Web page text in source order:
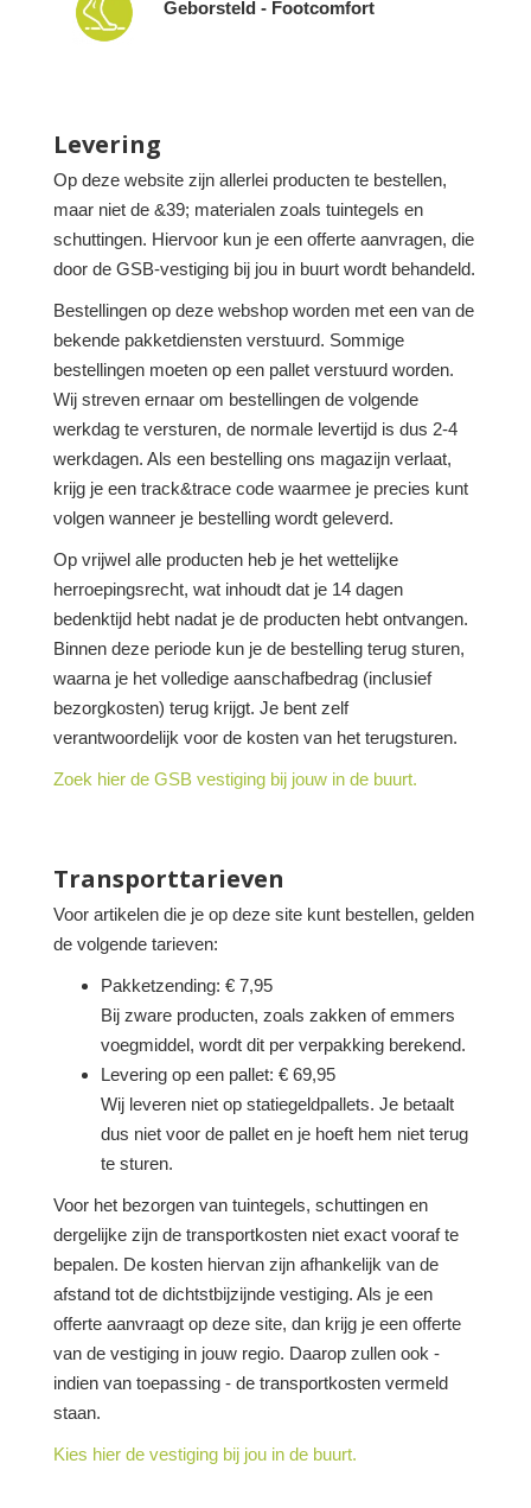
Geborsteld - Footcomfort
Levering
Op deze website zijn allerlei producten te bestellen,
maar niet de &39; materialen zoals tuintegels en
schuttingen. Hiervoor kun je een offerte aanvragen, die
door de GSB-vestiging bij jou in buurt wordt behandeld.
Bestellingen op deze webshop worden met een van de
bekende pakketdiensten verstuurd. Sommige
bestellingen moeten op een pallet verstuurd worden.
Wij streven ernaar om bestellingen de volgende
werkdag te versturen, de normale levertijd is dus 2-4
werkdagen. Als een bestelling ons magazijn verlaat,
krijg je een track&trace code waarmee je precies kunt
volgen wanneer je bestelling wordt geleverd.
Op vrijwel alle producten heb je het wettelijke
herroepingsrecht, wat inhoudt dat je 14 dagen
bedenktijd hebt nadat je de producten hebt ontvangen.
Binnen deze periode kun je de bestelling terug sturen,
waarna je het volledige aanschafbedrag (inclusief
bezorgkosten) terug krijgt. Je bent zelf
verantwoordelijk voor de kosten van het terugsturen.
Zoek hier de GSB vestiging bij jouw in de buurt.
Transporttarieven
Voor artikelen die je op deze site kunt bestellen, gelden
de volgende tarieven:
Pakketzending: € 7,95
Bij zware producten, zoals zakken of emmers
voegmiddel, wordt dit per verpakking berekend.
Levering op een pallet: € 69,95
Wij leveren niet op statiegeldpallets. Je betaalt
dus niet voor de pallet en je hoeft hem niet terug
te sturen.
Voor het bezorgen van tuintegels, schuttingen en
dergelijke zijn de transportkosten niet exact vooraf te
bepalen. De kosten hiervan zijn afhankelijk van de
afstand tot de dichtstbijzijnde vestiging. Als je een
offerte aanvraagt op deze site, dan krijg je een offerte
van de vestiging in jouw regio. Daarop zullen ook -
indien van toepassing - de transportkosten vermeld
staan.
Kies hier de vestiging bij jou in de buurt.